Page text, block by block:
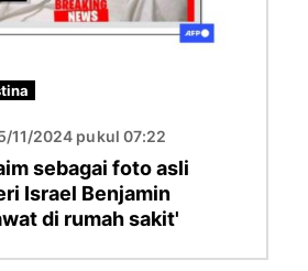
11/2024 pukul 07:22
sebagai foto asli
Israel Benjamin
di rumah sakit'